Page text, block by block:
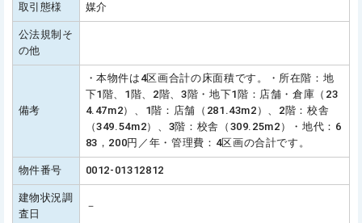
取引態様 媒介
公法規制そ
の他
備考
・本物件は4区画合計の床面積です。・所在階：地
下1階、1階、2階、3階・地下1階：店舗・倉庫（23
4.47m2）、1階：店舗（281.43m2）、2階：校舎
（349.54m2）、3階：校舎（309.25m2）・地代：6
83，200円／年・管理費：4区画の合計です。
物件番号 0012-01312812
建物状況調
査日
－